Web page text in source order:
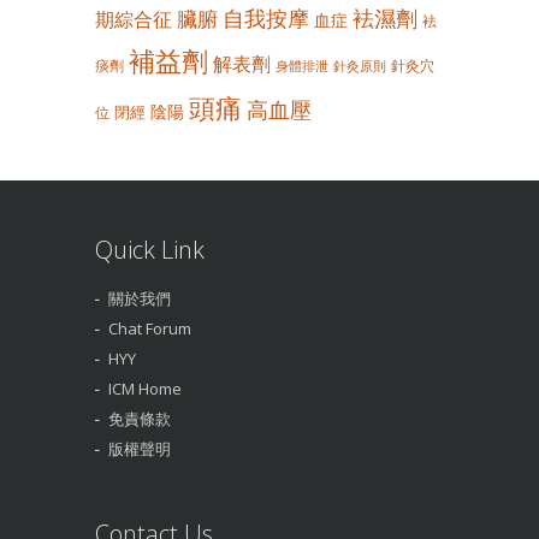
期綜合征 臟腑 自我按摩 血症 袪濕劑 袪
痰劑 補益劑 解表劑 身體排泄 針灸原則 針灸穴
位 閉經 陰陽 頭痛 高血壓
Quick Link
關於我們
Chat Forum
HYY
ICM Home
免責條款
版權聲明